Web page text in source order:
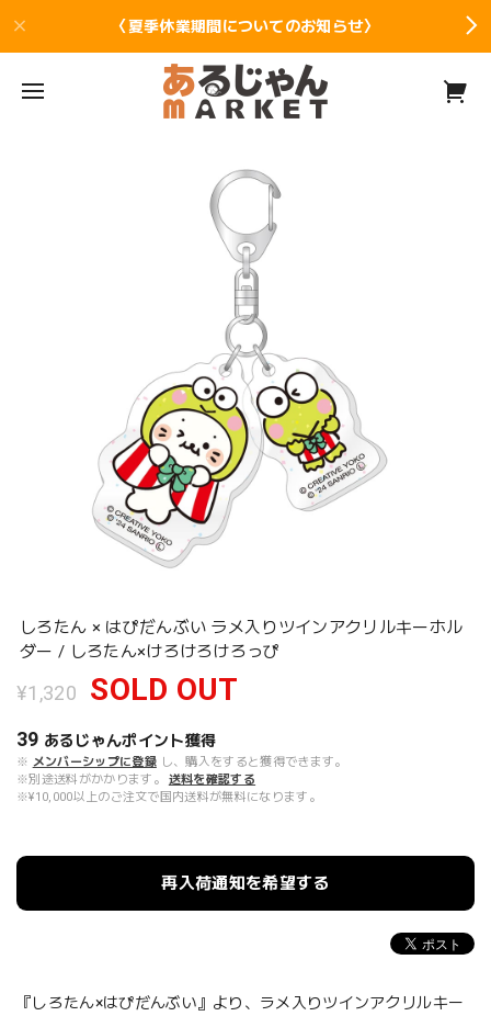
〈夏季休業期間についてのお知らせ〉
しろたん × はぴだんぶい ラメ入りツインアクリルキーホル
ダー / しろたん×けろけろけろっぴ
¥1,320 SOLD OUT
39 あるじゃんポイント獲得
※ メンバーシップに登録 し、購入をすると獲得できます。
※別途送料がかかります。
送料を確認する
※¥10,000以上のご注文で国内送料が無料になります。
再入荷通知を希望する
『しろたん×はぴだんぶい』より、ラメ入りツインアクリルキー